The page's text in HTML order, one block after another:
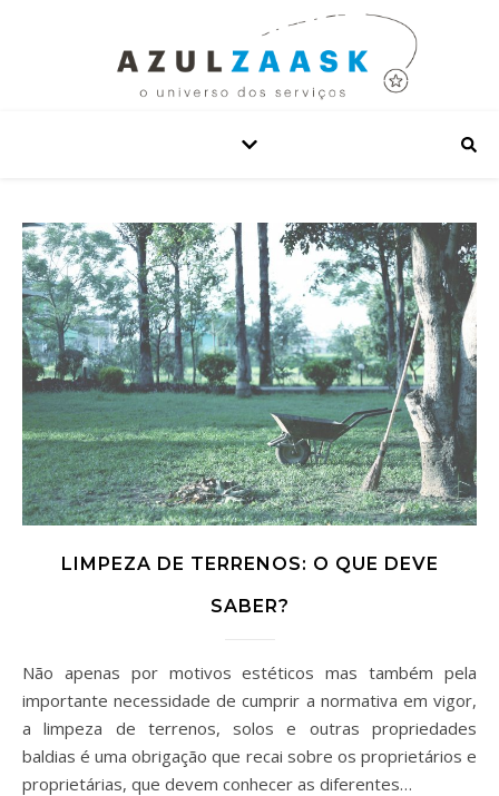
LIMPEZA DE TERRENOS: O QUE DEVE
SABER?
Não apenas por motivos estéticos mas também pela
importante necessidade de cumprir a normativa em vigor,
a limpeza de terrenos, solos e outras propriedades
baldias é uma obrigação que recai sobre os proprietários e
proprietárias, que devem conhecer as diferentes…